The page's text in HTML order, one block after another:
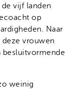
vijf landen
op
Naar
deze vrouwen
besluitvormende
weinig